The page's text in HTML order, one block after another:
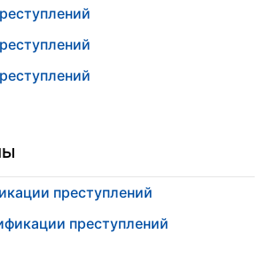
преступлений
преступлений